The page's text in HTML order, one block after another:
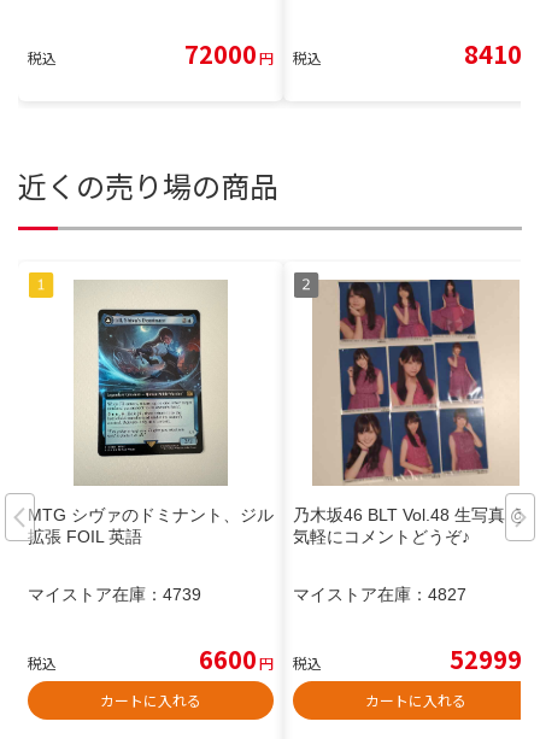
税込 72000円 税込 8410
近くの売り場の商品
MTG シヴァのドミナント、ジル
拡張 FOIL 英語
マイストア在庫： 4739
税込 6600円
カートに入れる
乃木坂46 BLT Vol.48 生写真 @
気軽にコメントどうぞ♪
マイストア在庫： 4827
税込 52999
カートに入れる